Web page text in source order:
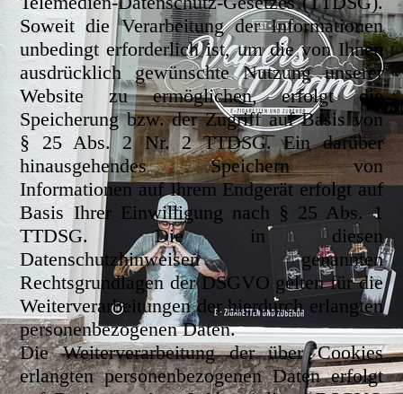
Soweit die Verarbeitung der Informationen
unbedingt erforderlich ist, um die von Ihnen
ausdrücklich gewünschte Nutzung unserer
Website zu ermöglichen, erfolgt die
Speicherung bzw. der Zugriff auf Basis von
§ 25 Abs. 2 Nr. 2 TTDSG. Ein darüber
hinausgehendes Speichern von
Informationen auf Ihrem Endgerät erfolgt auf
Basis Ihrer Einwilligung nach § 25 Abs. 1
TTDSG. Die in diesen
Datenschutzhinweisen genannten
Rechtsgrundlagen der DSGVO gelten für die
Weiterverarbeitungen der hierdurch erlangten
personenbezogenen Daten.
Die Weiterverarbeitung der über Cookies
erlangten personenbezogenen Daten erfolgt